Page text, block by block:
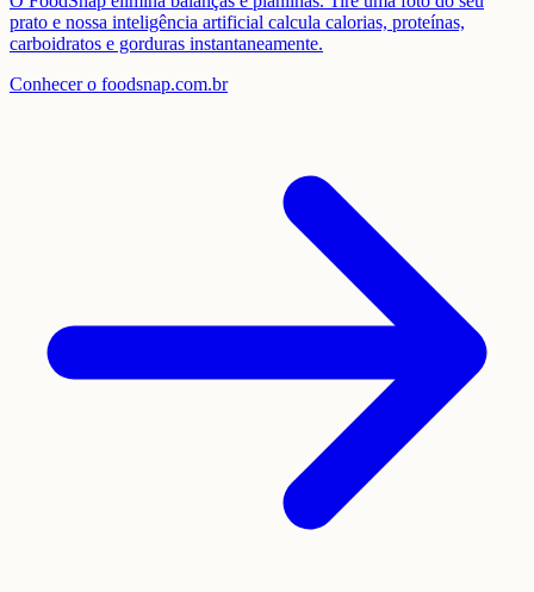
prato e nossa inteligência artificial calcula calorias, proteínas,
carboidratos e gorduras instantaneamente.
Conhecer o foodsnap.com.br